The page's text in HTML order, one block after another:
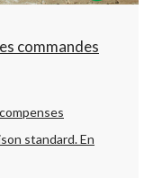
commandes
standard.En